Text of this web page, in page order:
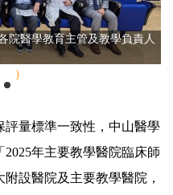
院醫學教育主管及教學負責人
量標準一致性，中山醫學
年主要教學醫院臨床師
設醫院及主要教學醫院，